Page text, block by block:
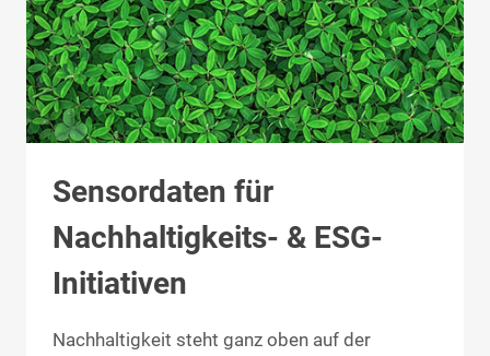
Sensordaten für
Nachhaltigkeits- & ESG-
Initiativen
Nachhaltigkeit steht ganz oben auf der